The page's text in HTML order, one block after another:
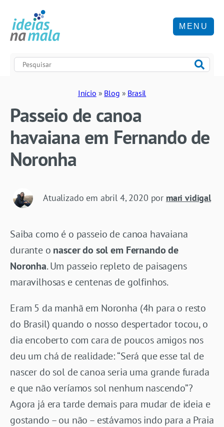
MENU
Início » Blog » Brasil
Passeio de canoa
havaiana em Fernando de
Noronha
Atualizado em abril 4, 2020 por mari vidigal
Saiba como é o passeio de canoa havaiana
durante o nascer do sol em Fernando de
Noronha. Um passeio repleto de paisagens
maravilhosas e centenas de golfinhos.
Eram 5 da manhã em Noronha (4h para o resto
do Brasil) quando o nosso despertador tocou, o
dia encoberto com cara de poucos amigos nos
deu um chá de realidade: “Será que esse tal de
nascer do sol de canoa seria uma grande furada
e que não veríamos sol nenhum nascendo”?
Agora já era tarde demais para mudar de ideia e
gostando – ou não – estávamos indo para a Praia